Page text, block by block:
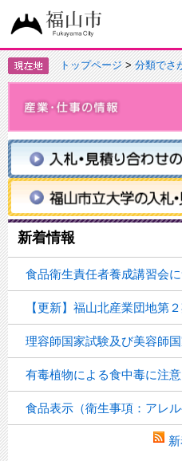
トップページ>分類でさ
新着情報
食品衛生責任者養成講習会
理容師国家試験及び美容師
有毒植物による食中毒に注意
食品表示（衛生事項：アレ